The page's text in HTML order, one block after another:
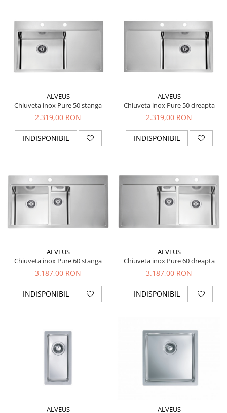
ALVEUS
Chiuveta inox Pure 50 stanga
2.319,00 RON
INDISPONIBIL
ALVEUS
Chiuveta inox Pure 50 dreapta
2.319,00 RON
INDISPONIBIL
ALVEUS
Chiuveta inox Pure 60 stanga
3.187,00 RON
INDISPONIBIL
ALVEUS
Chiuveta inox Pure 60 dreapta
3.187,00 RON
INDISPONIBIL
ALVEUS
ALVEUS